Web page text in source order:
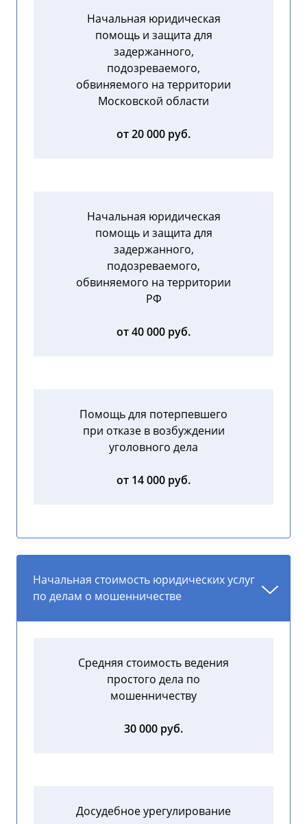
Начальная юридическая
помощь и защита для
задержанного,
подозреваемого,
обвиняемого на территории
Московской области
от 20 000 руб.
Начальная юридическая
помощь и защита для
задержанного,
подозреваемого,
обвиняемого на территории
РФ
от 40 000 руб.
Помощь для потерпевшего
при отказе в возбуждении
уголовного дела
от 14 000 руб.
Начальная стоимость юридических услуг
по делам о мошенничестве
Средняя стоимость ведения
простого дела по
мошенничеству
30 000 руб.
Досудебное урегулирование